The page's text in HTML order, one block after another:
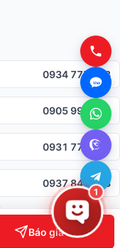
Báo giá
0934 777 443
0905 999 656
0931 777 527
0937 845 333
1